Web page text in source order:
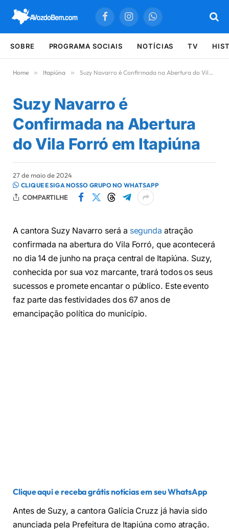
FacebookInstagramWhatsApp
SOBRE PROGRAMA SOCIAIS NOTÍCIAS TV
Home » Itapiúna » Suzy Navarro é Confirmada na Abertura do Vila Forró em Itapiúna
Suzy Navarro é
Confirmada na Abertura
do Vila Forró em Itapiúna
27 de maio de 2024
CLIQUE E SIGA NOSSO GRUPO NO WHATSAPP
COMPARTILHE
A cantora Suzy Navarro será a segunda atração
confirmada na abertura do Vila Forró, que acontecerá
no dia 14 de junho na praça central de Itapiúna. Suzy,
conhecida por sua voz marcante, trará todos os seus
sucessos e promete encantar o público. Este evento
faz parte das festividades dos 67 anos de
emancipação política do município.
Clique aqui e receba grátis notícias em seu WhatsApp
Antes de Suzy, a cantora Galícia Cruzz já havia sido
anunciada pela Prefeitura de Itapiúna como atração.